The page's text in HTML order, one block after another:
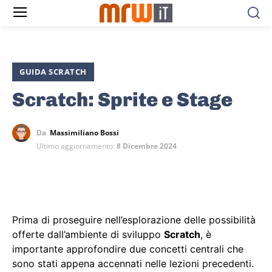
GUIDA SCRATCH
Scratch: Sprite e Stage
Da Massimiliano Bossi
Ultimo aggiornamento: 8 Dicembre 2024
Prima di proseguire nell’esplorazione delle possibilità
offerte dall’ambiente di sviluppo Scratch, è
importante approfondire due concetti centrali che
sono stati appena accennati nelle lezioni precedenti.